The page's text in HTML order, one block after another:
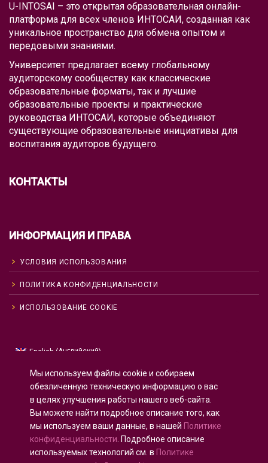
U-INTOSAI – это открытая образовательная онлайн-
платформа для всех членов ИНТОСАИ, созданная как
уникальное пространство для обмена опытом и
передовыми знаниями.
Университет предлагает всему глобальному
аудиторскому сообществу как классические
образовательные форматы, так и лучшие
образовательные проекты и практические
руководства ИНТОСАИ, которые объединяют
существующие образовательные инициативы для
воспитания аудиторов будущего.
КОНТАКТЫ
ИНФОРМАЦИЯ И ПРАВА
УСЛОВИЯ ИСПОЛЬЗОВАНИЯ
ПОЛИТИКА КОНФИДЕНЦИАЛЬНОСТИ
ИСПОЛЬЗОВАНИЕ COOKIE
English (Английский)
Русский
Español(Испанский)
Français( Французский )
العربية( Арабский )
Português(Португальский, Португалия )
Мы используем файлы cookie и собираем
обезличенную техническую информацию о вас
в целях улучшения работы нашего веб-сайта.
Вы можете найти подробное описание того, как
мы используем ваши данные, в нашей Политике
конфиденциальности . Подробное описание
используемых технологий см. в Политике